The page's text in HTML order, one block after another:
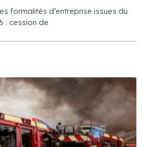
formalités d’entreprise issues du
: cession de